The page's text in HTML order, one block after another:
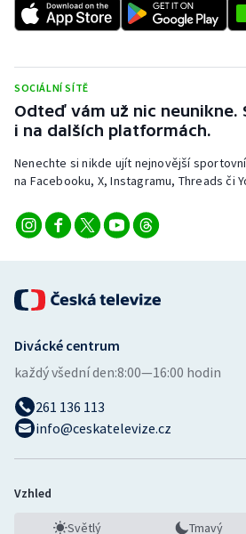
SOCIÁLNÍ SÍTĚ
Odteď vám už nic neunikne.
i na dalších platformách.
Nenechte si nikde ujít nejnovější
na Facebooku, X, Instagramu, Threads či
Divácké centrum
každý všední den:8:00—16:00 hodin
261 136 113
info@ceskatelevize.cz
Vzhled
Světlý Tmavý